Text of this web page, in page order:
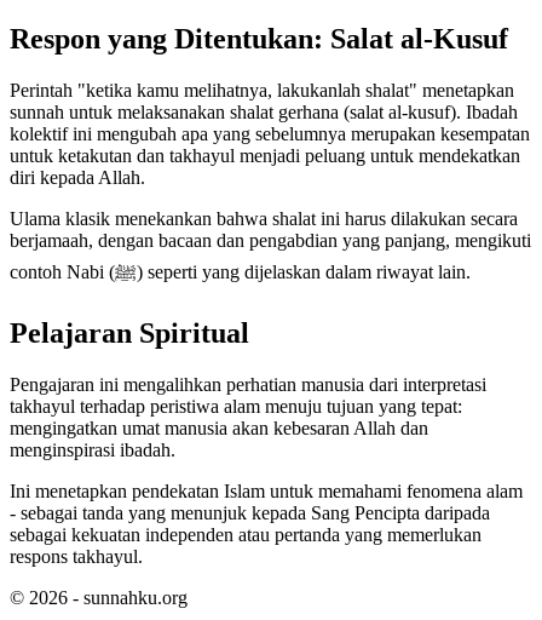
Respon yang Ditentukan: Salat al-Kusuf
Perintah "ketika kamu melihatnya, lakukanlah shalat" menetapkan
sunnah untuk melaksanakan shalat gerhana (salat al-kusuf). Ibadah
kolektif ini mengubah apa yang sebelumnya merupakan kesempatan
untuk ketakutan dan takhayul menjadi peluang untuk mendekatkan
diri kepada Allah.
Ulama klasik menekankan bahwa shalat ini harus dilakukan secara
berjamaah, dengan bacaan dan pengabdian yang panjang, mengikuti
contoh Nabi (ﷺ) seperti yang dijelaskan dalam riwayat lain.
Pelajaran Spiritual
Pengajaran ini mengalihkan perhatian manusia dari interpretasi
takhayul terhadap peristiwa alam menuju tujuan yang tepat:
mengingatkan umat manusia akan kebesaran Allah dan
menginspirasi ibadah.
Ini menetapkan pendekatan Islam untuk memahami fenomena alam
- sebagai tanda yang menunjuk kepada Sang Pencipta daripada
sebagai kekuatan independen atau pertanda yang memerlukan
respons takhayul.
© 2026 - sunnahku.org